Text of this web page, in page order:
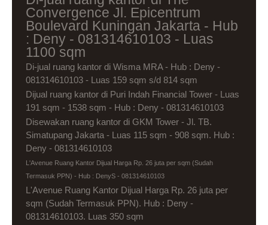
Convergence Jl. Epicentrum
Boulevard Kuningan Jakarta - Hub
: Deny - 081314610103 - Luas
1100 sqm
Di-jual ruang kantor di Wisma MRA - Hub : Deny -
081314610103 - Luas 159 sqm s/d 814 sqm
Dijual ruang kantor di Puri Indah Financial Tower - Luas
191 sqm - 1538 sqm - Hub : Deny - 081314610103
Disewakan ruang kantor di GKM Tower - Jl. TB.
Simatupang Jakarta - Luas 115 sqm - 908 sqm. Hub :
Deny - 081314610103
L'Avenue Ruang Kantor Dijual Harga Rp. 26 juta per sqm (Sudah
Termasuk PPN) - Hub : DenyS - 081314610103
L'Avenue Ruang Kantor Dijual Harga Rp. 26 juta per
sqm (Sudah Termasuk PPN). Hub : Deny -
081314610103. Luas 350 sqm